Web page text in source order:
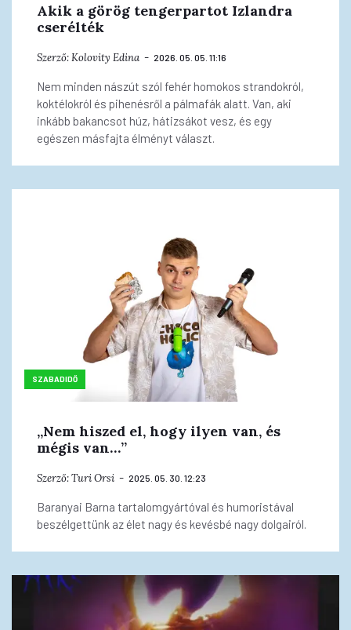
Akik a görög tengerpartot Izlandra
cserélték
Szerző:Kolovity Edina 2026. 05. 05. 11:16
Nem minden nászút szól fehér homokos strandokról,
koktélokról és pihenésről a pálmafák alatt. Van, aki
inkább bakancsot húz, hátizsákot vesz, és egy
egészen másfajta élményt választ.
SZABADIDŐ
„Nem hiszed el, hogy ilyen van, és
mégis van…”
Szerző:Turi Orsi 2025. 05. 30. 12:23
Baranyai Barna tartalomgyártóval és humoristával
beszélgettünk az élet nagy és kevésbé nagy dolgairól.